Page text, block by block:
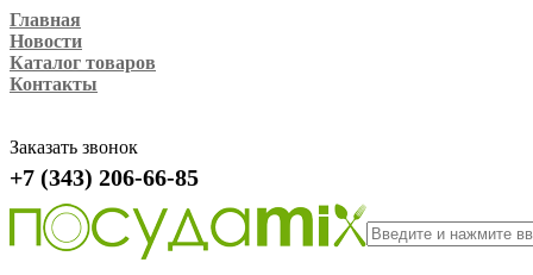
Главная
Новости
Каталог товаров
Контакты
Заказать звонок
+7 (343) 206-66-85